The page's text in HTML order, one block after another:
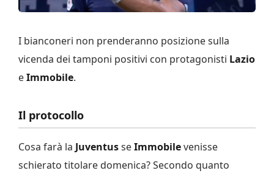
I bianconeri non prenderanno posizione sulla
vicenda dei tamponi positivi con protagonisti Lazio
eImmobile.
Il protocollo
Cosa farà la JuventusseImmobilevenisse
schierato titolare domenica? Secondo quanto